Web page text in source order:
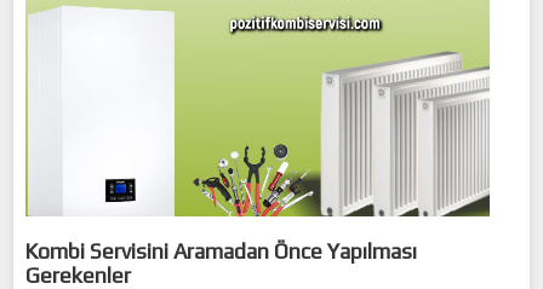
Kombi Servisini Aramadan Önce Yapılması
Gerekenler